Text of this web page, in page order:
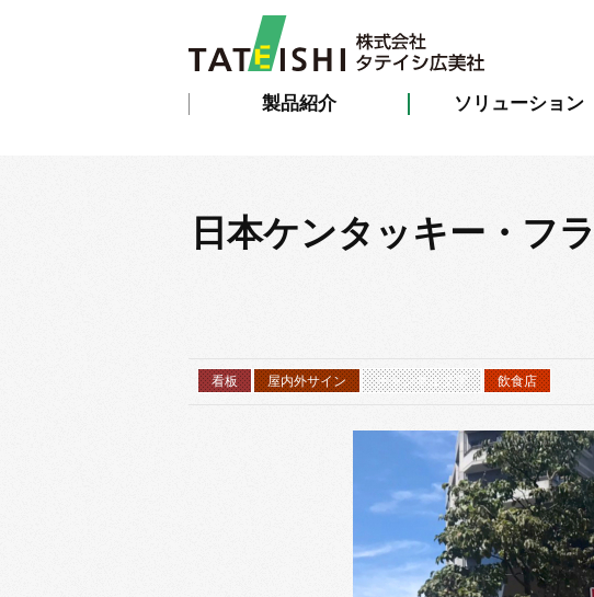
製品紹介 ソリューション
日本ケンタッキー・フ
看板 屋内外サイン チャンネル文字 飲食店